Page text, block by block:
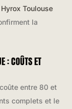
Toulouse
la
: COÛTS ET
entre 80 et
complets et le